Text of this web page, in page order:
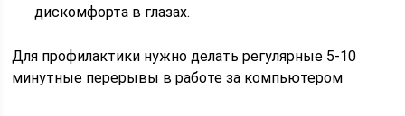
дискомфорта в глазах.
Для профилактики нужно делать регулярные 5-10
минутные перерывы в работе за компьютером